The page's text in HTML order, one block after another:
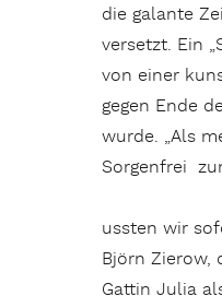
die galante
versetzt. Ein
von einer
gegen Ende
wurde. „Als
Sorgenfrei
ussten wir
Björn Zierow,
Gattin Julia